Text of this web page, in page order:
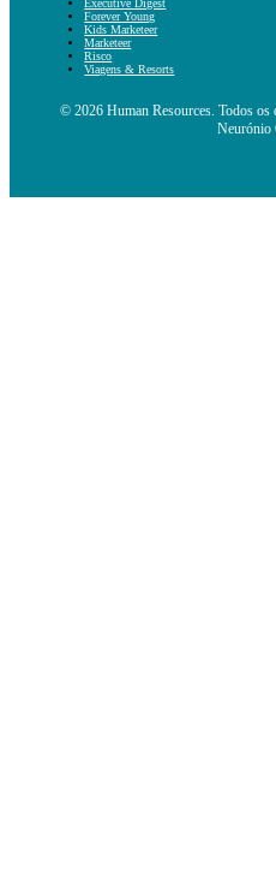
Forever Young
Kids Marketeer
Marketeer
Risco
Viagens & Resorts
© 2026 Human Resources. Todos
Neurónio